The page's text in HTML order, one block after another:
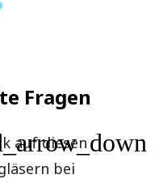
Fragen
auf diesen
bei